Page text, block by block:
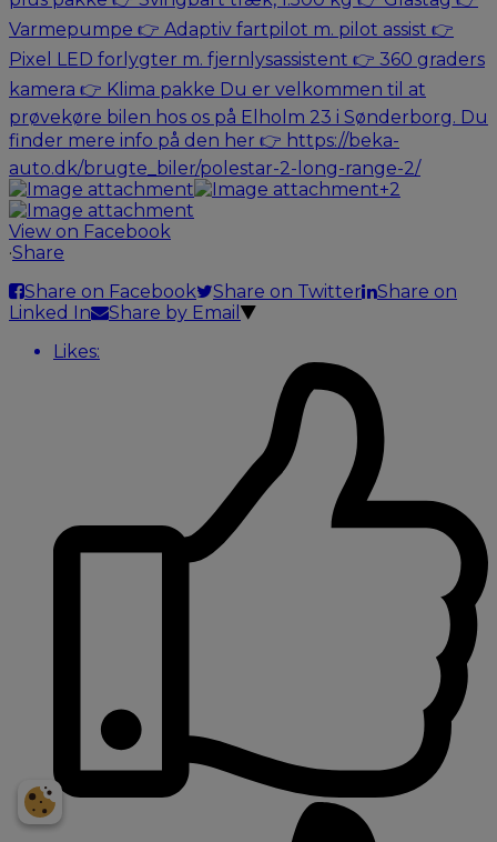
+2
View on Facebook
·Share
Share on Facebook
Share on Twitter
Share on
Linked In
Share by Email
Likes:
Indtast bildata